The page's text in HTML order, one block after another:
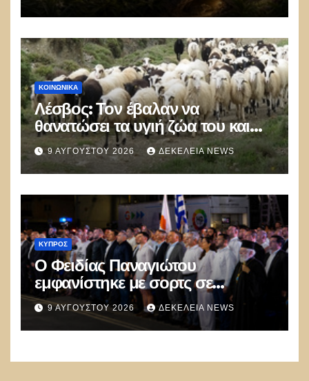
ΚΟΙΝΩΝΙΚΑ
Λέσβος: Τον έβαλαν να
θανατώσει τα υγιή ζώα του και
πέθανε από την στενοχώρια του!
9 ΑΥΓΟΎΣΤΟΥ 2026 ΔΕΚΈΛΕΙΑ NEWS
ΚΎΠΡΟΣ
Ο Φειδίας Παναγιώτου
εμφανίστηκε με σορτς σε
εκδήλωση μνήμης για τους Ισαάκ
– Σολωμού και προκάλεσε
αντιδράσεις
9 ΑΥΓΟΎΣΤΟΥ 2026 ΔΕΚΈΛΕΙΑ NEWS